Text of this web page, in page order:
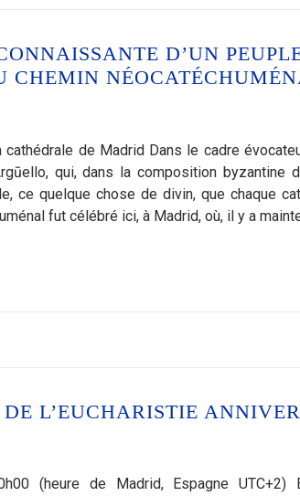
D’UN
CHEMIN
de Madrid Dans le cadre
qui, dans la composition byzantine
ce quelque chose de divin, que chaque
fut célébré ici, à Madrid, où, il y a
L’EUCHARISTIE
(heure de Madrid, Espagne UTC+2)